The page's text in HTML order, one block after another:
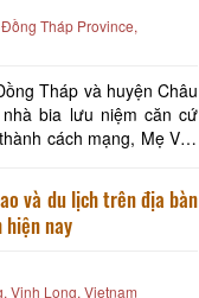
Tháp Province,
Tháp và huyện Châu
bia lưu niệm căn cứ
cách mạng, Mẹ Việt
và du lịch trên địa bàn
nay
Vinh Long, Vietnam